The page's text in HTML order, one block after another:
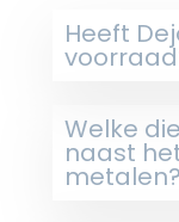
Heeft
Welke
naast
metalen?